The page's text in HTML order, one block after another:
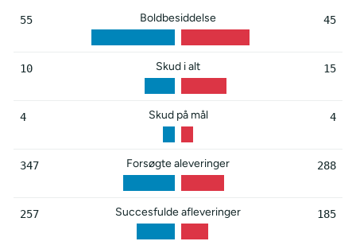
55 Boldbesiddelse 45
10 Skud i alt 15
4 Skud på mål 4
347 Forsøgte aleveringer 288
257 Succesfulde afleveringer 185